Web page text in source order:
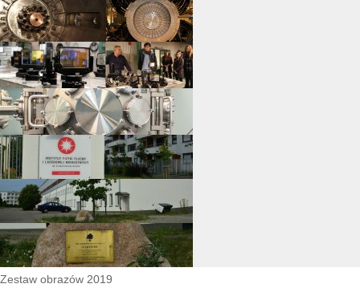
Zestaw obrazów 2019